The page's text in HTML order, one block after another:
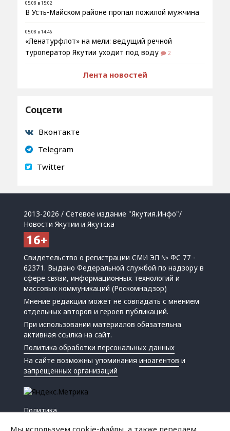
05.08 в 15:02
В Усть-Майском районе пропал пожилой мужчина
05.08 в 14:46
«Ленатурфлот» на мели: ведущий речной
туроператор Якутии уходит под воду
2
Лента новостей
Соцсети
Вконтакте
Telegram
Twitter
2013-2026 / Сетевое издание "Якутия.Инфо"/
Новости Якутии и Якутска
Свидетельство о регистрации СМИ ЭЛ № ФС 77 -
62371. Выдано Федеральной службой по надзору в
сфере связи, информационных технологий и
массовых коммуникаций (Роскомнадзор)
Мнение редакции может не совпадать с мнением
отдельных авторов и героев публикаций.
При использовании материалов обязательна
активная ссылка на сайт.
Политика обработки персональных данных
На сайте возможны упоминанияиноагентов и
запрещенных организаций
Политика
Мы используем cookie-файлы, а также передаем